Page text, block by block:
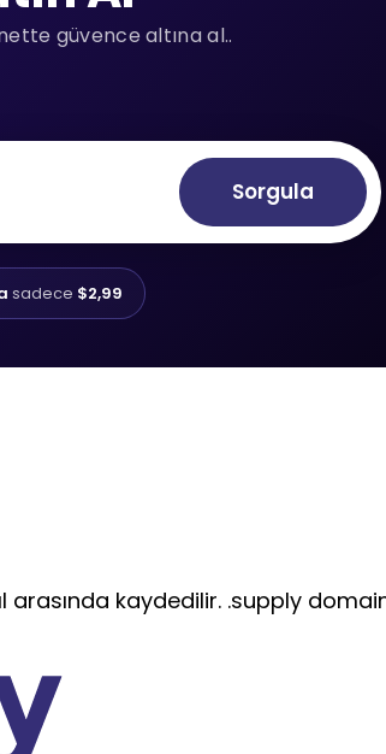
güvence altına al..
Sorgula
sadece $2,99
arasında kaydedilir. .supply